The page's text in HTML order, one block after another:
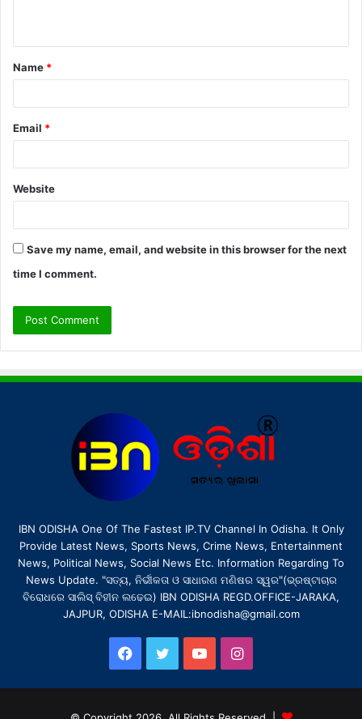
t
*
Name *
Email *
Website
Save my name, email, and website in this browser for the next
time I comment.
IBN ODISHA One Of The Fastest IP.TV Channel In Odisha. It Only
Provide Latest News, Sports News, Crime News, Entertainment
News, Political News, Social News Etc. Information Regarding To
News Update. "ସତ୍ୟ, ନିର୍ଭୀକତା ଓ ସାଧାରଣ ମଣିଷର ସ୍ୱର"(ଭ୍ରଷ୍ଟାଚାର
ବିରୋଧରେ ସାଲିସ୍ ବିହୀନ ଲଢେଇ) IBN ODISHA REGD.OFFICE-JARAKA,
JAJPUR, ODISHA E-MAIL:ibnodisha@gmail.com
Facebook
TwitterYouTubeInstagram